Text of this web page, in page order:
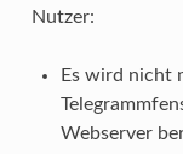
Nutzer:
Es wird nicht
Webserver